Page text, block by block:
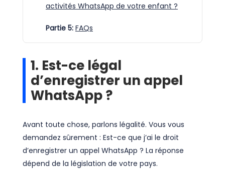
activités WhatsApp de votre enfant ?
Partie 5: FAQs
1. Est-ce légal
d’enregistrer un appel
WhatsApp ?
Avant toute chose, parlons légalité. Vous vous
demandez sûrement : Est-ce que j’ai le droit
d’enregistrer un appel WhatsApp ? La réponse
dépend de la législation de votre pays.